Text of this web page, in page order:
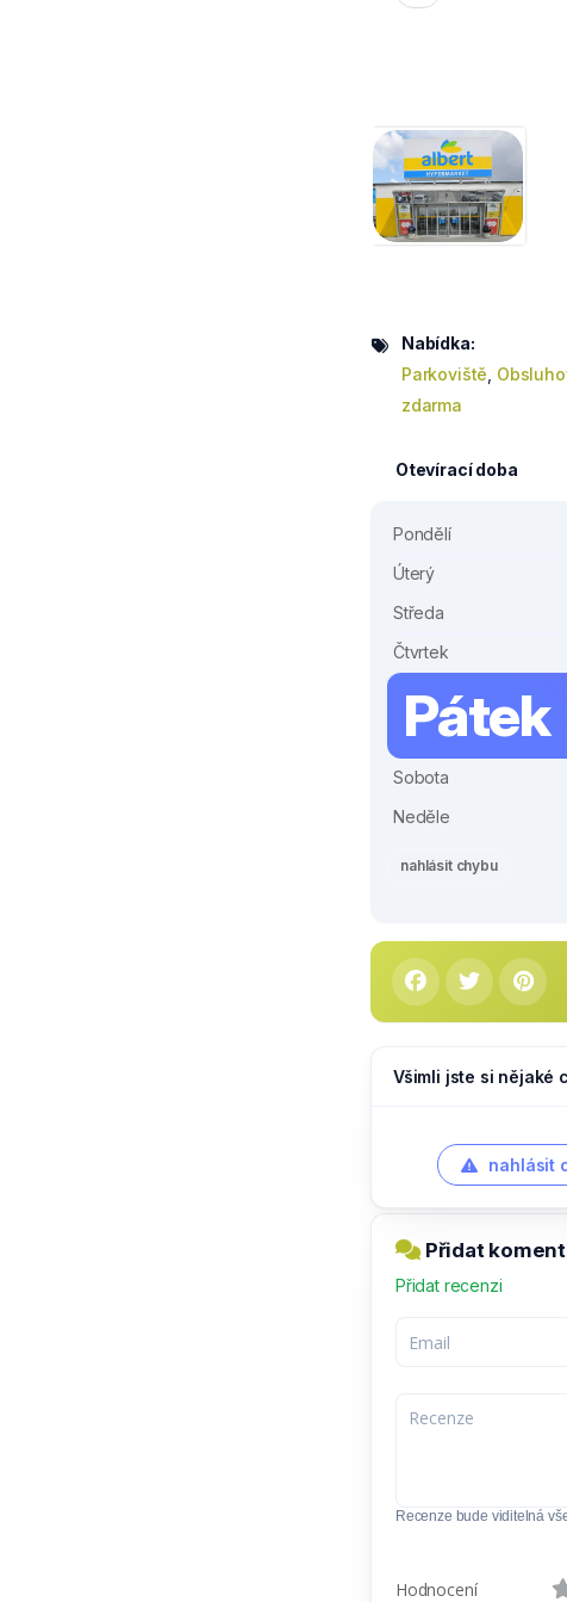
Nabídka:
Parkoviště
zdarma
Otevírací doba
Pondělí
Úterý
Středa
Čtvrtek
Pátek
Sobota
Neděle
nahlásit chybu
Všimli jste si nějaké
nahlásit
Přidat
Přidat recenzi
Recenze bude viditelná
Hodnocení